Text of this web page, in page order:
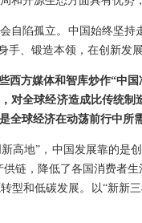
自陷孤立。中国始终坚
手、锻造本领，在创新发
西方媒体和智库炒作“中
对全球经济造成比传统
全球经济在动荡前行中
高地”，中国发展靠的
链，降低了各国消费者
型和低碳发展。以“新新